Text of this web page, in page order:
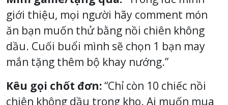
giới thiệu, mọi người hãy comment món
ăn bạn muốn thử bằng nồi chiên không
dầu. Cuối buổi mình sẽ chọn 1 bạn may
mắn tặng thêm bộ khay nướng.”
Kêu gọi chốt đơn:“Chỉ còn 10 chiếc nồi
chiên không dầu trong kho. Ai muốn mua